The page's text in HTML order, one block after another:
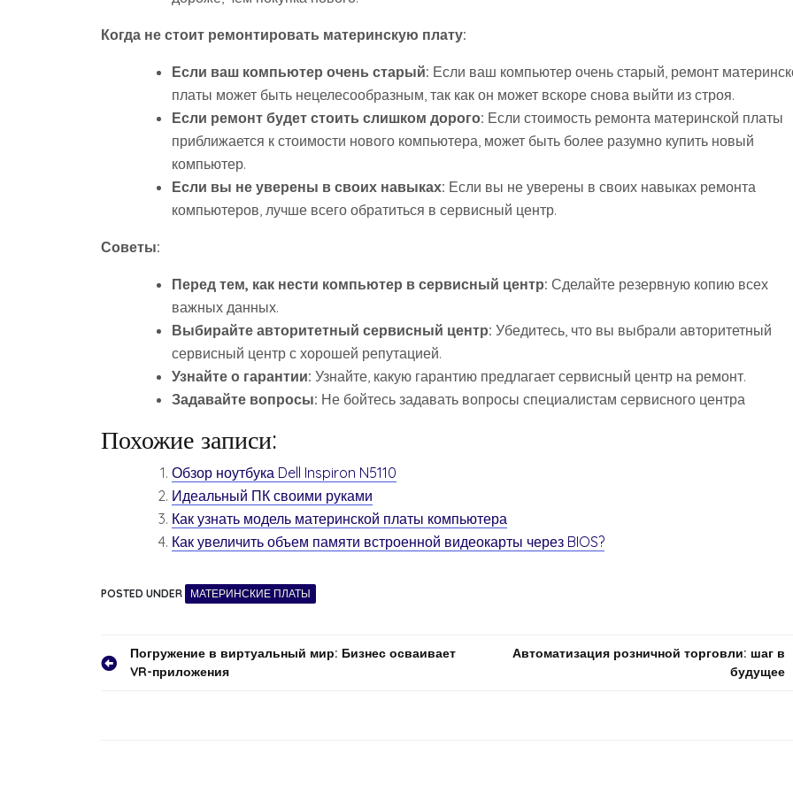
Когда не стоит ремонтировать материнскую плату:
Если ваш компьютер очень старый: Если ваш компьютер очень старый, ремонт
платы может быть нецелесообразным, так как он может вскоре снова выйти из строя.
Если ремонт будет стоить слишком дорого: Если стоимость ремонта материнской платы
приближается к стоимости нового компьютера, может быть более разумно купить новый
компьютер.
Если вы не уверены в своих навыках: Если вы не уверены в своих навыках ремонта
компьютеров, лучше всего обратиться в сервисный центр.
Советы:
Перед тем, как нести компьютер в сервисный центр: Сделайте резервную копию всех
важных данных.
Выбирайте авторитетный сервисный центр: Убедитесь, что вы выбрали авторитетный
сервисный центр с хорошей репутацией.
Узнайте о гарантии: Узнайте, какую гарантию предлагает сервисный центр на ремонт.
Задавайте вопросы: Не бойтесь задавать вопросы специалистам сервисного центра
Похожие записи:
Обзор ноутбука Dell Inspiron N5110
Идеальный ПК своими руками
Как узнать модель материнской платы компьютера
Как увеличить объем памяти встроенной видеокарты через BIOS?
POSTED UNDER МАТЕРИНСКИЕ ПЛАТЫ
Навигация
Погружение в виртуальный мир: Бизнес осваивает
VR-приложения
Автоматизация розничной торговли: шаг в
будущее